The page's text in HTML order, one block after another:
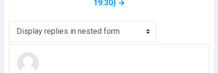
19:30) →